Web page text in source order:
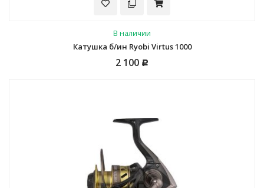
В наличии
Катушка б/ин Ryobi Virtus 1000
2 100 Р